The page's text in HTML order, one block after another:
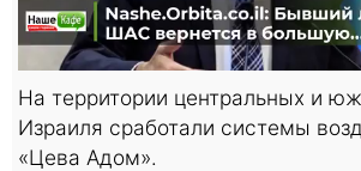
На территории центральных и
Израиля сработали системы
«Цева Адом».